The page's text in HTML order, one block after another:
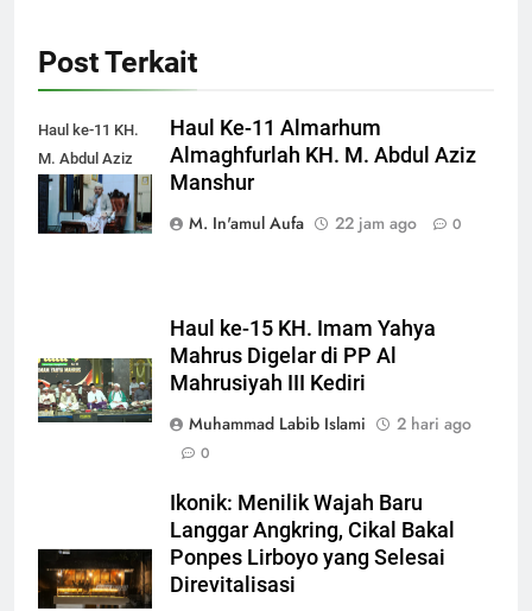
Post Terkait
Haul ke-11 KH.
M. Abdul Aziz
Manshur
Haul Ke-11 Almarhum
Almaghfurlah KH. M. Abdul Aziz
Manshur
M. In'amul Aufa
22 jam ago 0
Haul ke-15 KH. Imam Yahya
Mahrus Digelar di PP Al
Mahrusiyah III Kediri
Muhammad Labib Islami
2 hari ago
0
Ikonik: Menilik Wajah Baru
Langgar Angkring, Cikal Bakal
Ponpes Lirboyo yang Selesai
Direvitalisasi